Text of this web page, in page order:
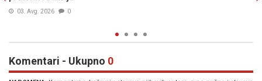
Komentari - Ukupno 0